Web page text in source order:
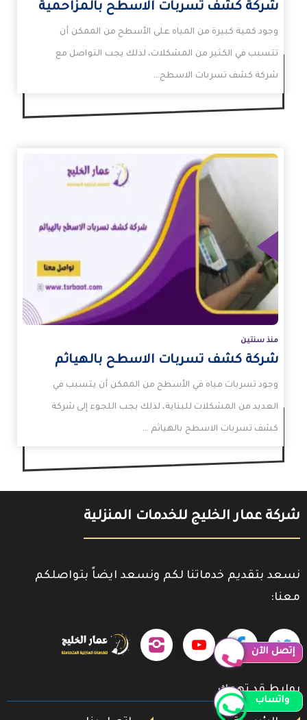
شركة كشف تسربات الاسطح بالمزاحمية
وجود كمية كبيرة من المياه على الأسطح من الممكن أن
تتسبب في الكثير من المشكلات، لذلك يجب التواصل مع
شركة كشف تسربات الاسطح…
منذ سنتين
شركة كشف تسربات الاسطح بالهياثم
وجود تسربات مياه في الأسطح من الممكن أن يتسبب في
العديد من المشكلات للبناية، لذلك يجب اللجوء إلى شركة
كشف تسربات الاسطح بالهياثم …
شركة عمار الخليج للخدمات المنزلية
نسعد بتقديم خدماتنا لكم ونسعد ايضاً بتواصلكم
معنا:
تابعنا
تويتر
تابعنا
فيسبوك
تابعنا تابعنا
جوجل
روابط قد تهمك
إتصل الآن
واتساب